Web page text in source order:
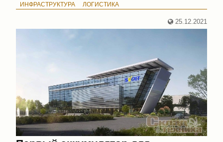
ИНФРАСТРУКТУРА
ЛОГИСТИКА
25.12.2021